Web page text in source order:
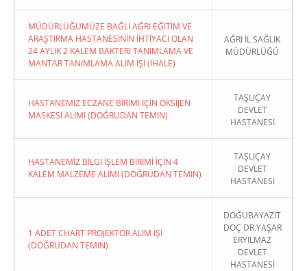
MÜDÜRLÜĞÜMÜZE BAĞLI AĞRI EĞİTİM VE
ARAŞTIRMA HASTANESİNİN İHTİYACI OLAN
24 AYLIK 2 KALEM BAKTERİ TANIMLAMA VE
MANTAR TANIMLAMA ALIM İŞİ (İHALE)
AĞRI İL SAĞLIK
MÜDÜRLÜĞÜ
HASTANEMİZ ECZANE BİRİMİ İÇİN OKSİJEN
MASKESİ ALIMI (DOĞRUDAN TEMIN)
TAŞLIÇAY
DEVLET
HASTANESİ
HASTANEMİZ BİLGİ İŞLEM BİRİMİ İÇİN 4
KALEM MALZEME ALIMI (DOĞRUDAN TEMIN)
TAŞLIÇAY
DEVLET
HASTANESİ
1 ADET CHART PROJEKTÖR ALIM İŞİ
(DOĞRUDAN TEMIN)
DOĞUBAYAZIT
DOÇ DR.YAŞAR
ERYILMAZ
DEVLET
HASTANESİ